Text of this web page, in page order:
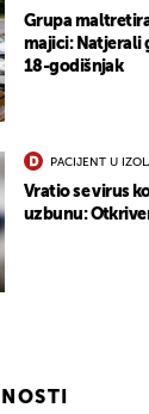
Grupa
majici: Natjerali
18-godišnjak
PACIJENT U
Vratio se virus
uzbunu: